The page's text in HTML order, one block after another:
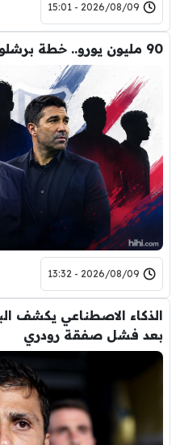
2026/08/09 - 15:01
90 مليون يورو.. خطة برشلونة الكبرى
2026/08/09 - 13:32
الذكاء الاصطناعي يكشف
بعد فشل صفقة رودري